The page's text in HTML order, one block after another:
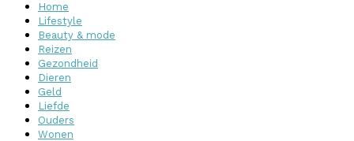
Home
Lifestyle
Beauty & mode
Reizen
Gezondheid
Dieren
Geld
Liefde
Ouders
Wonen